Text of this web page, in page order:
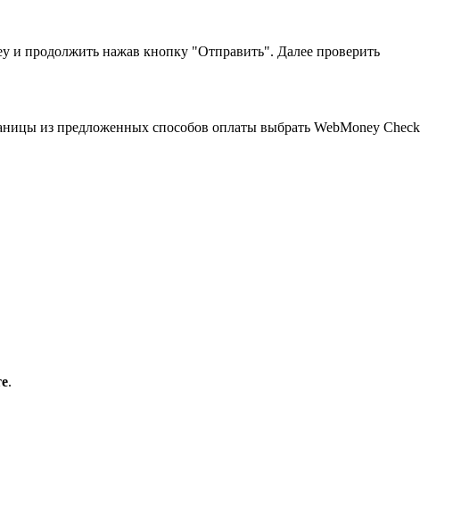
и продолжить нажав кнопку "Отправить". Далее проверить
из предложенных способов оплаты выбрать WebMoney Check
.